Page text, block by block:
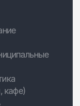
кафе)